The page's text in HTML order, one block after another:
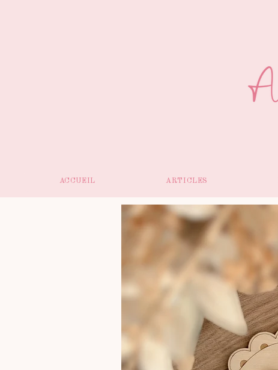
ACCUEIL ARTICLES